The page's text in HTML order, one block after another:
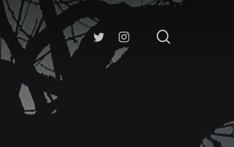
twitterinstagram